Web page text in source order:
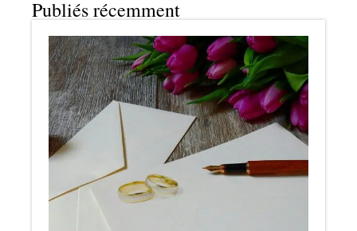
Publiés récemment